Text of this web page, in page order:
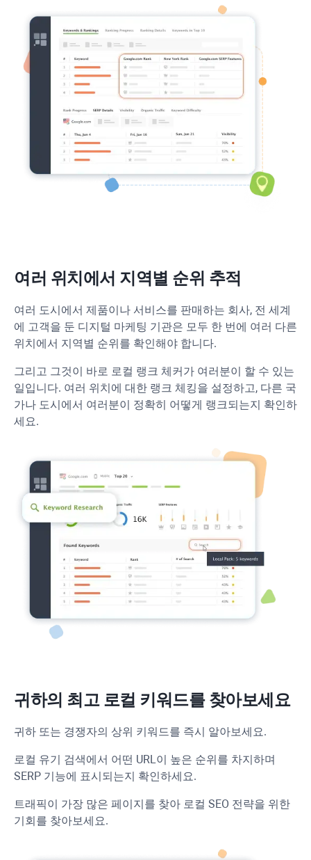
여러 위치에서 지역별 순위 추적
여러 도시에서 제품이나 서비스를 판매하는 회사, 전 세계
에 고객을 둔 디지털 마케팅 기관은 모두 한 번에 여러 다른
위치에서 지역별 순위를 확인해야 합니다.
그리고 그것이 바로 로컬 랭크 체커가 여러분이 할 수 있는
일입니다. 여러 위치에 대한 랭크 체킹을 설정하고, 다른 국
가나 도시에서 여러분이 정확히 어떻게 랭크되는지 확인하
세요.
귀하의 최고 로컬 키워드를 찾아보세요
귀하 또는 경쟁자의 상위 키워드를 즉시 알아보세요.
로컬 유기 검색에서 어떤 URL이 높은 순위를 차지하며
SERP 기능에 표시되는지 확인하세요.
트래픽이 가장 많은 페이지를 찾아 로컬 SEO 전략을 위한
기회를 찾아보세요.